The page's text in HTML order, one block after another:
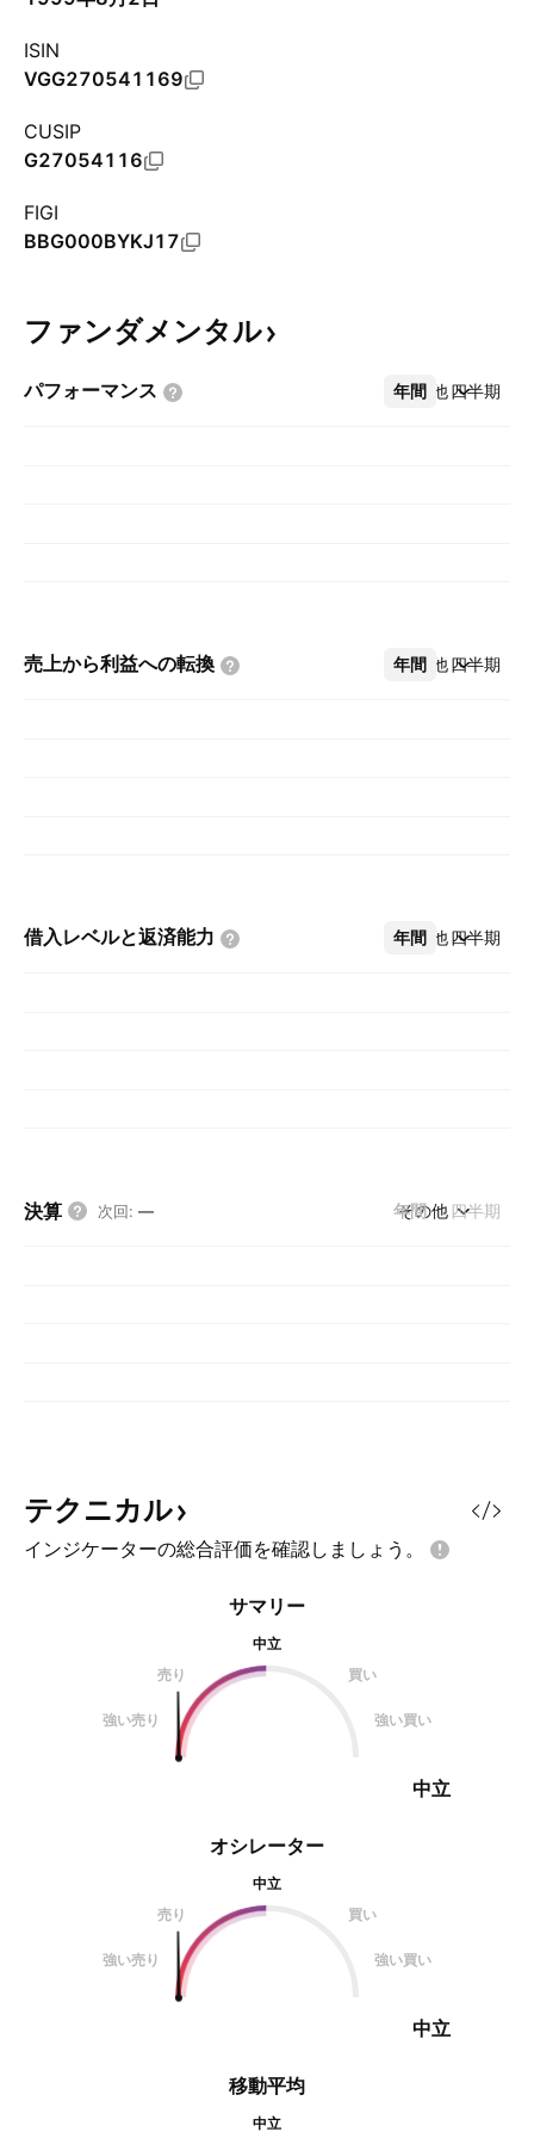
ISIN
VGG270541169
CUSIP
G27054116
FIGI
BBG000BYKJ17
ファンダメンタル
パフォーマンス 年間 四半期
その他
売上から利益への転換 年間 四半期
その他
借入レベルと返済能力 年間 四半期
その他
決算 次回: — 年間 四半期
その他
テクニカル
インジケーターの総合評価を確認しましょう。
オシレーター
中立
売り
買い
強い売り 強い買い
中立
サマリー
中立
売り
買い
強い売り 強い買い
中立
移動平均
中立